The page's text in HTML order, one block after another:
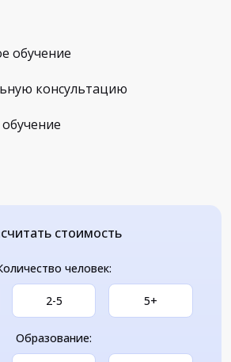
обучение
консультацию
стоимость
человек:
2-5 5+
Образование: